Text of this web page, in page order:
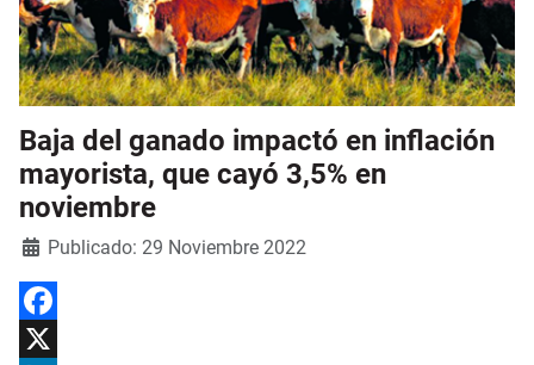
Baja del ganado impactó en inflación
mayorista, que cayó 3,5% en
noviembre
Detalles
Publicado: 29 Noviembre 2022
Facebook